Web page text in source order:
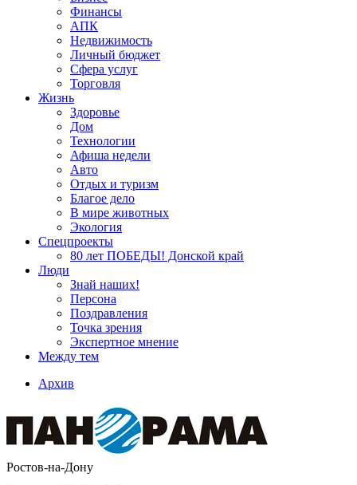
Финансы
АПК
Недвижимость
Личный бюджет
Сфера услуг
Торговля
Жизнь
Здоровье
Дом
Технологии
Афиша недели
Авто
Отдых и туризм
Благое дело
В мире животных
Экология
Спецпроекты
80 лет ПОБЕДЫ! Донской край
Люди
Знай наших!
Персона
Поздравления
Точка зрения
Экспертное мнение
Между тем
Архив
Ростов-на-Дону